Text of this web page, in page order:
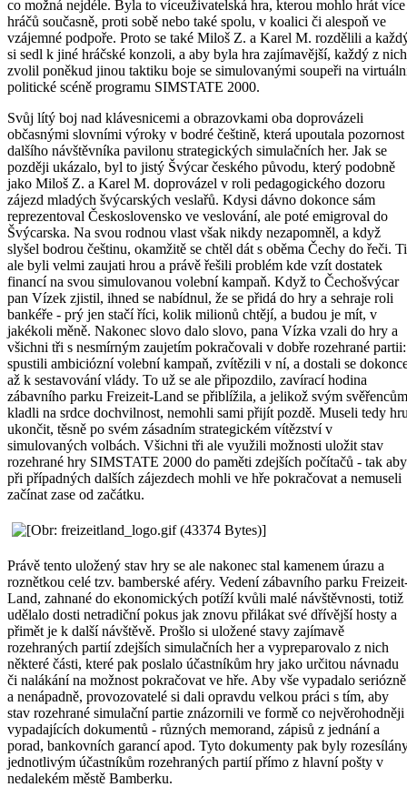
co možná nejdéle. Byla to víceuživatelská hra, kterou mohlo hrát více
hráčů současně, proti sobě nebo také spolu, v koalici či alespoň ve
vzájemné podpoře. Proto se také Miloš Z. a Karel M. rozdělili a
si sedl k jiné hráčské konzoli, a aby byla hra zajímavější, každý z nich
zvolil poněkud jinou taktiku boje se simulovanými soupeři na
politické scéně programu SIMSTATE 2000.
Svůj lítý boj nad klávesnicemi a obrazovkami oba doprovázeli
občasnými slovními výroky v bodré češtině, která upoutala pozornost
dalšího návštěvníka pavilonu strategických simulačních her. Jak se
později ukázalo, byl to jistý Švýcar českého původu, který podobně
jako Miloš Z. a Karel M. doprovázel v roli pedagogického dozoru
zájezd mladých švýcarských veslařů. Kdysi dávno dokonce sám
reprezentoval Československo ve veslování, ale poté emigroval do
Švýcarska. Na svou rodnou vlast však nikdy nezapomněl, a když
slyšel bodrou češtinu, okamžitě se chtěl dát s oběma Čechy do řeči. Ti
ale byli velmi zaujati hrou a právě řešili problém kde vzít dostatek
financí na svou simulovanou volební kampaň. Když to Čechošvýcar
pan Vízek zjistil, ihned se nabídnul, že se přidá do hry a sehraje roli
bankéře - prý jen stačí říci, kolik milionů chtějí, a budou je mít, v
jakékoli měně. Nakonec slovo dalo slovo, pana Vízka vzali do hry a
všichni tři s nesmírným zaujetím pokračovali v dobře rozehrané partii:
spustili ambiciózní volební kampaň, zvítězili v ní, a dostali se
až k sestavování vlády. To už se ale připozdilo, zavírací hodina
zábavního parku Freizeit-Land se přiblížila, a jelikož svým svěřencům
kladli na srdce dochvilnost, nemohli sami přijít pozdě. Museli tedy
ukončit, těsně po svém zásadním strategickém vítězství v
simulovaných volbách. Všichni tři ale využili možnosti uložit stav
rozehrané hry SIMSTATE 2000 do paměti zdejších počítačů - tak aby
při případných dalších zájezdech mohli ve hře pokračovat a nemuseli
začínat zase od začátku.
Právě tento uložený stav hry se ale nakonec stal kamenem úrazu a
roznětkou celé tzv. bamberské aféry. Vedení zábavního parku
Land, zahnané do ekonomických potíží kvůli malé návštěvnosti, totiž
udělalo dosti netradiční pokus jak znovu přilákat své dřívější hosty a
přimět je k další návštěvě. Prošlo si uložené stavy zajímavě
rozehraných partií zdejších simulačních her a vypreparovalo z nich
některé části, které pak poslalo účastníkům hry jako určitou návnadu
či nalákání na možnost pokračovat ve hře. Aby vše vypadalo seriózně
a nenápadně, provozovatelé si dali opravdu velkou práci s tím, aby
stav rozehrané simulační partie znázornili ve formě co nejvěrohodněji
vypadajících dokumentů - různých memorand, zápisů z jednání a
porad, bankovních garancí apod. Tyto dokumenty pak byly
jednotlivým účastníkům rozehraných partií přímo z hlavní pošty v
nedalekém městě Bamberku.